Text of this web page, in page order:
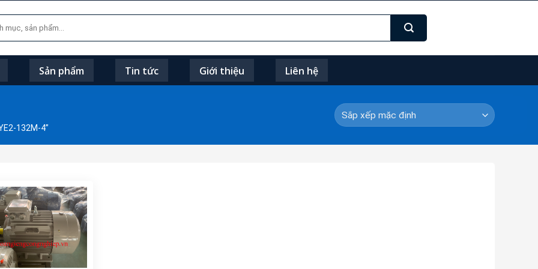
Sản phẩm Tin tức Giới thiệu Liên hệ
132M-4”